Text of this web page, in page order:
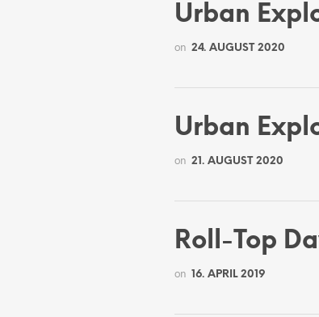
Urban
on 24. AUGUST 2020
Urban
on 21. AUGUST 2020
Roll-Top
on 16. APRIL 2019